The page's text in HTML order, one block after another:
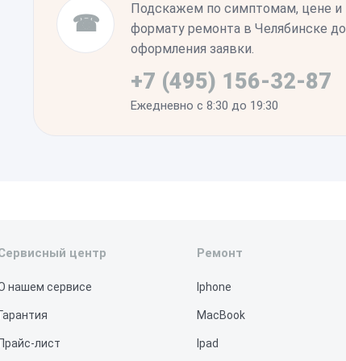
☎
Подскажем по симптомам, цене и
формату ремонта в Челябинске до
оформления заявки.
+7 (495) 156-32-87
Ежедневно с 8:30 до 19:30
центр
нашем сервисе
лист
Ремонт
Iphone
MacBook
Ipad